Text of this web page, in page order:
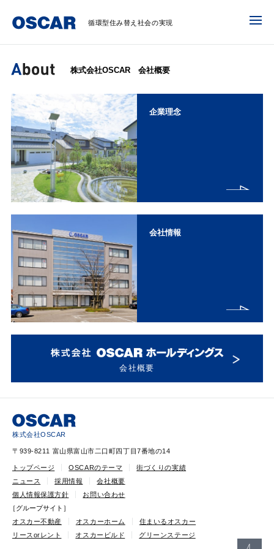
循環型住み替え社会の実現
株式会社OSCAR 会社概要
企業理念
会社情報
会社概要
株式会社OSCAR
〒939-8211 富山県富山市二口町四丁目7番地の14
トップページ OSCARのテーマ
街づくりの実績
ニュース
採用情報
会社概要
個人情報保護方針
お問い合わせ
［グループサイト］
オスカー不動産
オスカーホーム
住まいるオスカー
リースorレント
オスカービルド グリーンステージ